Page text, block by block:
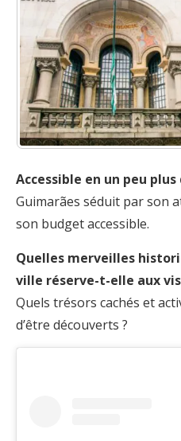
Accessible en un peu
Guimarães séduit par son
son budget accessible.
Quelles merveilles
ville réserve-t-elle aux
Quels trésors cachés et
d’être découverts ?